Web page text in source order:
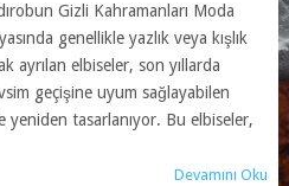
Gizli Kahramanları Moda
genellikle yazlık veya kışlık
ayrılan elbiseler, son yıllarda
geçişine uyum sağlayabilen
yeniden tasarlanıyor. Bu elbiseler,
Devamını Oku